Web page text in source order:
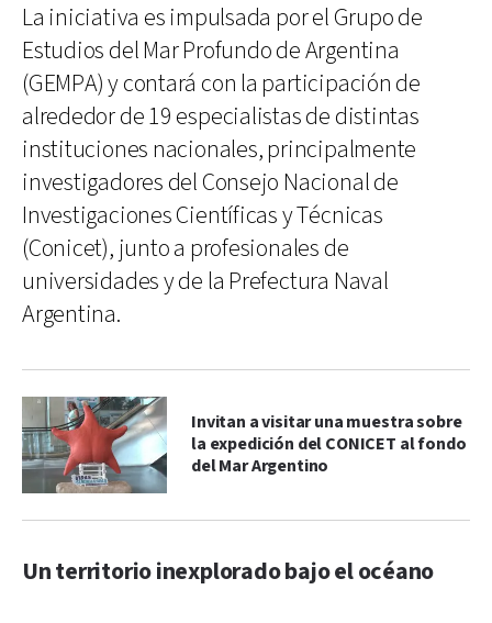
La iniciativa es impulsada por el Grupo de
Estudios del Mar Profundo de Argentina
(GEMPA) y contará con la participación de
alrededor de 19 especialistas de distintas
instituciones nacionales, principalmente
investigadores del Consejo Nacional de
Investigaciones Científicas y Técnicas
(Conicet), junto a profesionales de
universidades y de la Prefectura Naval
Argentina.
Invitan a visitar una muestra sobre
la expedición del CONICET al fondo
del Mar Argentino
Un territorio inexplorado bajo el océano